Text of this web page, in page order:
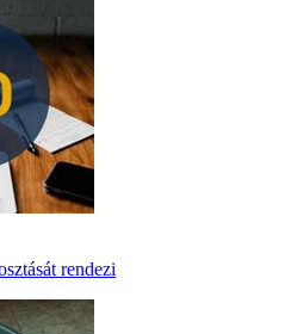
rendezi